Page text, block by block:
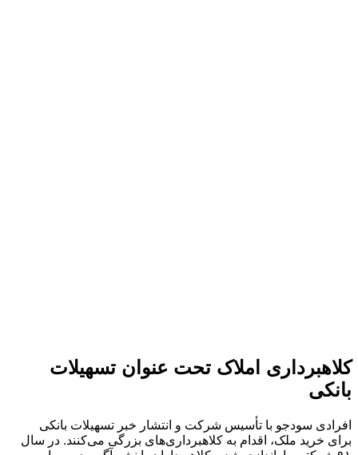
کلاهبرداری املاک تحت عنوان تسهیلات
بانکی
افرادی سودجو با تأسیس شرکت‌ و انتشار خبر تسهیلات بانکی
برای خرید ملک، اقدام به کلاهبرداری‌های بزرگی می‌کنند. در سال